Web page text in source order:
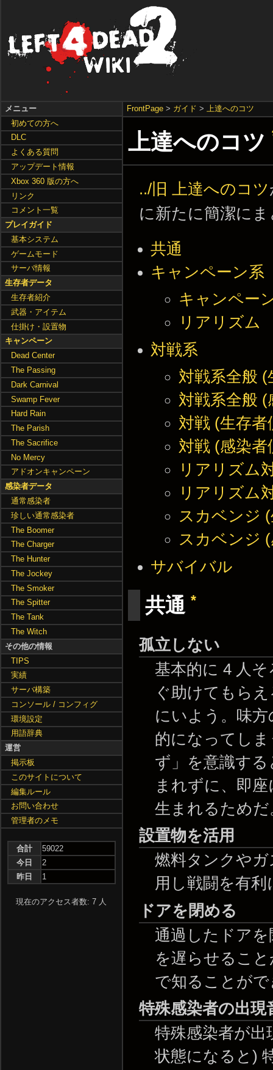
FrontPage > ガイド >上達へのコツ
上達へのコツ
../旧 上達へのコツ
に新たに簡潔に
共通
キャンペーン系
キャンペー
リアリズム
対戦系
対戦系全般 (
対戦系全般 (
対戦 (生存者
対戦 (感染者
リアリズム
リアリズム
スカベンジ
スカベンジ
サバイバル
共通 *
孤立しない
基本的に 4 人
ぐ助けてもら
にいよう。味
的になってし
ず」を意識す
まれずに、即
生まれるためだ
設置物を活用
燃料タンクやガ
用し戦闘を有
ドアを閉める
通過したドア
を遅らせるこ
で知ることが
特殊感染者の出
特殊感染者が出
状態になると)
メニュー
初めての方へ
DLC
よくある質問
アップデート情報
Xbox 360 版の方へ
リンク
コメント一覧
プレイガイド
基本システム
ゲームモード
サーバ情報
生存者データ
生存者紹介
武器・アイテム
仕掛け・設置物
キャンペーン
Dead Center
The Passing
Dark Carnival
Swamp Fever
Hard Rain
The Parish
The Sacrifice
No Mercy
アドオンキャンペーン
感染者データ
通常感染者
珍しい通常感染者
The Boomer
The Charger
The Hunter
The Jockey
The Smoker
The Spitter
The Tank
The Witch
その他の情報
TIPS
実績
サーバ構築
コンソール / コンフィグ
環境設定
用語辞典
運営
掲示板
このサイトについて
編集ルール
お問い合わせ
管理者のメモ
合計
59022
今日
2
昨日
1
現在のアクセス者数: 7 人